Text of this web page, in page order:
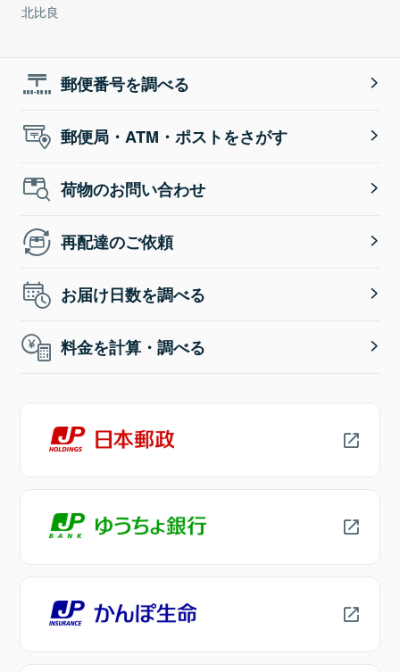
北比良
郵便番号を調べる
郵便局・ATM・ポストをさがす
荷物のお問い合わせ
再配達のご依頼
お届け日数を調べる
料金を計算・調べる